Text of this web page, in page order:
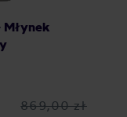
Młynek
869,00 zł